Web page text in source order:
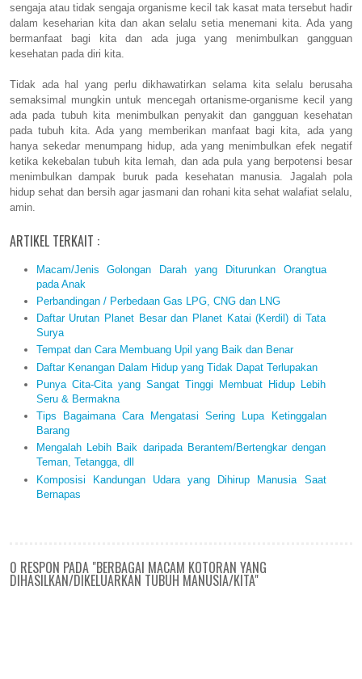
sengaja atau tidak sengaja organisme kecil tak kasat mata tersebut hadir
dalam keseharian kita dan akan selalu setia menemani kita. Ada yang
bermanfaat bagi kita dan ada juga yang menimbulkan gangguan
kesehatan pada diri kita.
Tidak ada hal yang perlu dikhawatirkan selama kita selalu berusaha
semaksimal mungkin untuk mencegah ortanisme-organisme kecil yang
ada pada tubuh kita menimbulkan penyakit dan gangguan kesehatan
pada tubuh kita. Ada yang memberikan manfaat bagi kita, ada yang
hanya sekedar menumpang hidup, ada yang menimbulkan efek negatif
ketika kekebalan tubuh kita lemah, dan ada pula yang berpotensi besar
menimbulkan dampak buruk pada kesehatan manusia. Jagalah pola
hidup sehat dan bersih agar jasmani dan rohani kita sehat walafiat selalu,
amin.
ARTIKEL TERKAIT :
Macam/Jenis Golongan Darah yang Diturunkan Orangtua
pada Anak
Perbandingan / Perbedaan Gas LPG, CNG dan LNG
Daftar Urutan Planet Besar dan Planet Katai (Kerdil) di Tata
Surya
Tempat dan Cara Membuang Upil yang Baik dan Benar
Daftar Kenangan Dalam Hidup yang Tidak Dapat Terlupakan
Punya Cita-Cita yang Sangat Tinggi Membuat Hidup Lebih
Seru & Bermakna
Tips Bagaimana Cara Mengatasi Sering Lupa Ketinggalan
Barang
Mengalah Lebih Baik daripada Berantem/Bertengkar dengan
Teman, Tetangga, dll
Komposisi Kandungan Udara yang Dihirup Manusia Saat
Bernapas
0 RESPON PADA "BERBAGAI MACAM KOTORAN YANG
DIHASILKAN/DIKELUARKAN TUBUH MANUSIA/KITA"